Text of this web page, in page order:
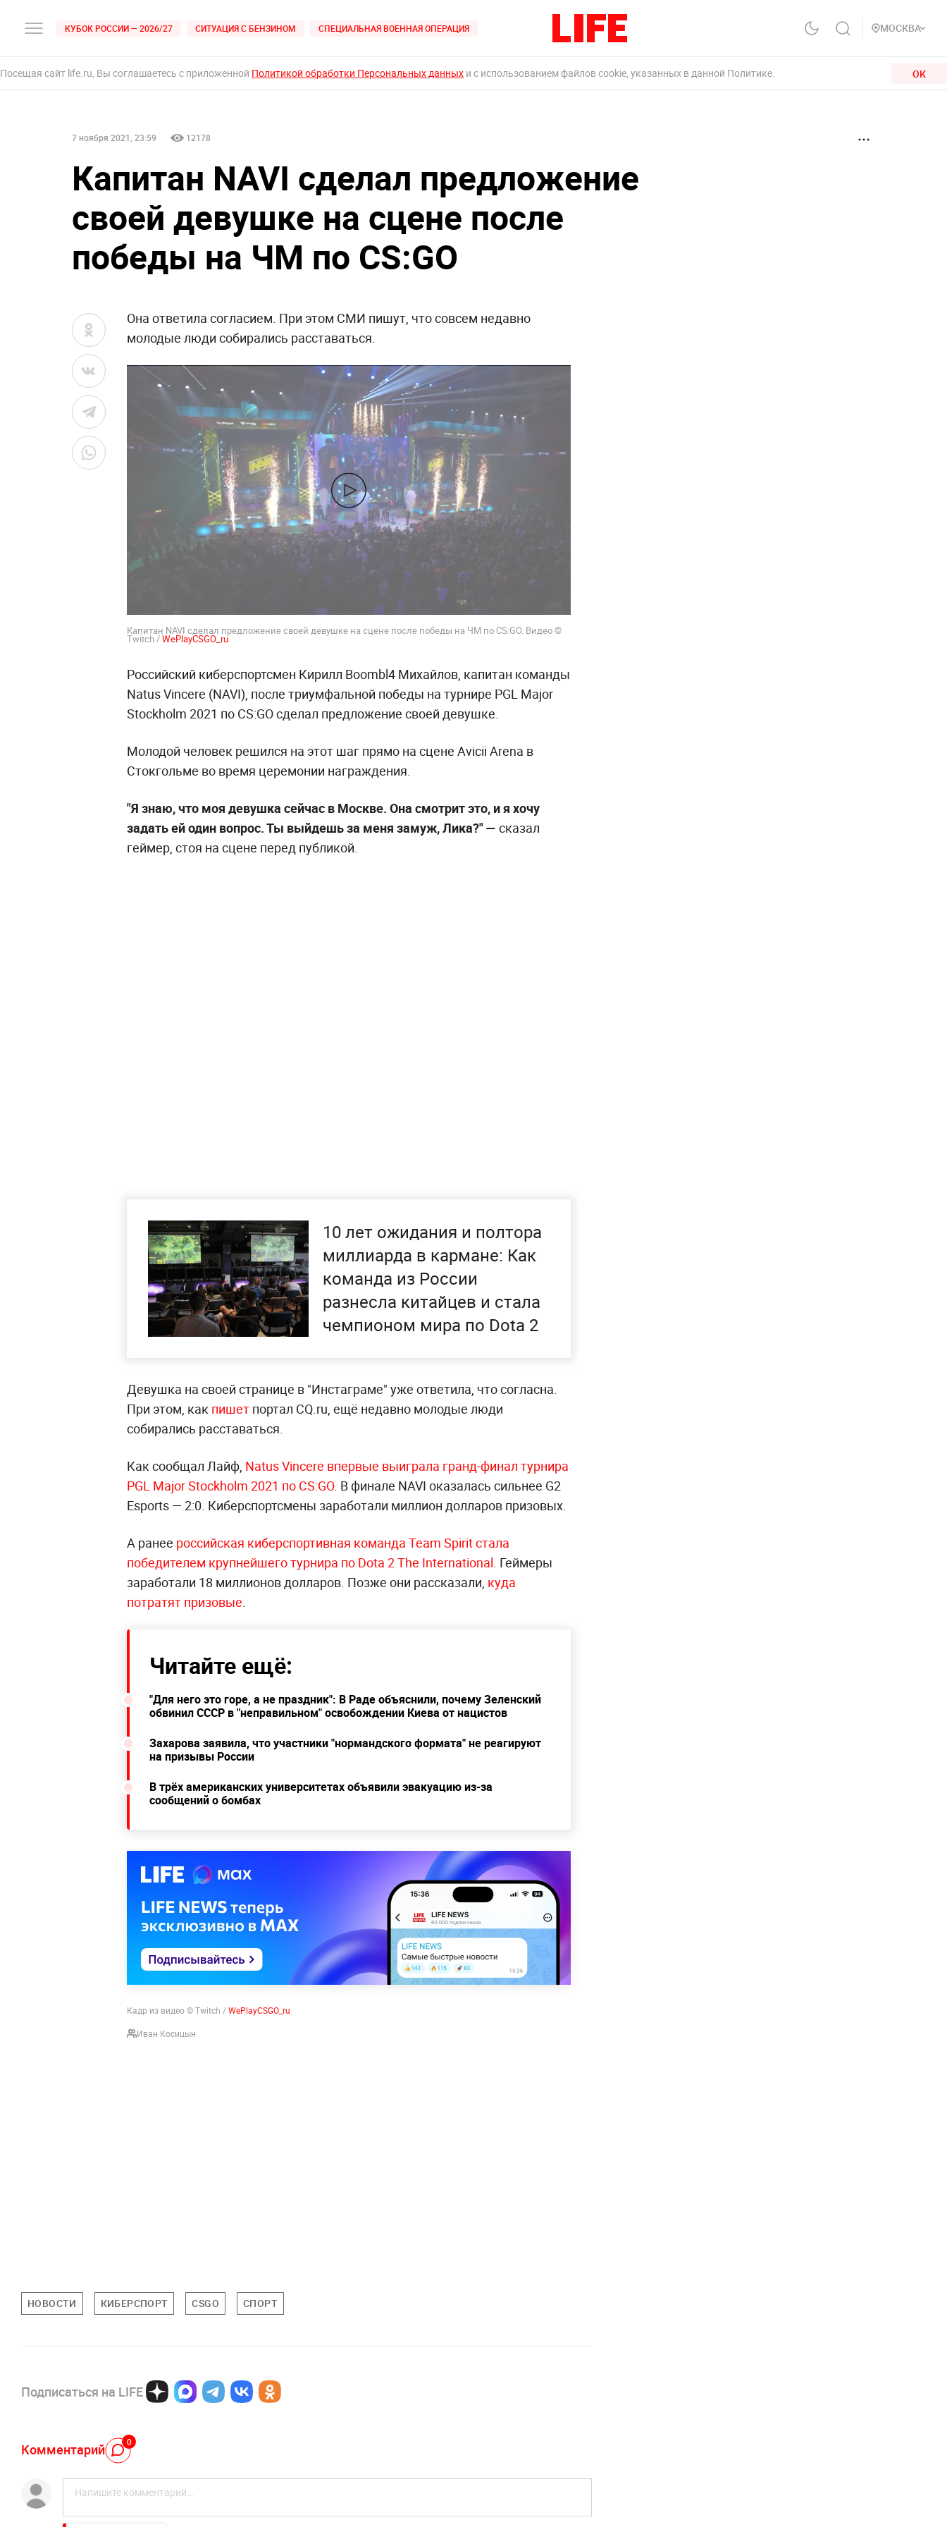
КУБОК РОССИИ — 2026/27 СИТУАЦИЯ С БЕНЗИНОМ СПЕЦИАЛЬНАЯ ВОЕННАЯ ОПЕРАЦИЯ МОСКВА
Посещая сайт life.ru, Вы соглашаетесь с приложенной Политикой обработки Персональных данных и с использованием файлов cookie, указанных в данной Политике. ОК
7 ноября 2021, 23:59 12178
Капитан NAVI сделал предложение
своей девушке на сцене после
победы на ЧМ по CS:GO
Она ответила согласием. При этом СМИ пишут, что совсем недавно
молодые люди собирались расставаться.
Капитан NAVI сделал предложение своей девушке на сцене после победы на ЧМ по CS:GO. Видео ©
Twitch /WePlayCSGO_ru
Российский киберспортсмен Кирилл Boombl4 Михайлов, капитан команды
Natus Vincere (NAVI), после триумфальной победы на турнире PGL Major
Stockholm 2021 по CS:GO сделал предложение своей девушке.
Молодой человек решился на этот шаг прямо на сцене Avicii Arena в
Стокгольме во время церемонии награждения.
"Я знаю, что моя девушка сейчас в Москве. Она смотрит это, и я хочу
задать ей один вопрос. Ты выйдешь за меня замуж, Лика?" — сказал
геймер, стоя на сцене перед публикой.
10 лет ожидания и полтора
миллиарда в кармане: Как
команда из России
разнесла китайцев и стала
чемпионом мира по Dota 2
Девушка на своей странице в "Инстаграме" уже ответила, что согласна.
При этом, как пишет портал CQ.ru, ещё недавно молодые люди
собирались расставаться.
Как сообщал Лайф, Natus Vincere впервые выиграла гранд-финал турнира
PGL Major Stockholm 2021 по CS:GO. В финале NAVI оказалась сильнее G2
Esports — 2:0. Киберспортсмены заработали миллион долларов призовых.
А ранее российская киберспортивная команда Team Spirit стала
победителем крупнейшего турнира по Dota 2 The International. Геймеры
заработали 18 миллионов долларов. Позже они рассказали, куда
потратят призовые.
Читайте ещё:
"Для него это горе, а не праздник": В Раде объяснили, почему Зеленский
обвинил СССР в "неправильном" освобождении Киева от нацистов
Захарова заявила, что участники "нормандского формата" не реагируют
на призывы России
В трёх американских университетах объявили эвакуацию из-за
сообщений о бомбах
Кадр из видео © Twitch /WePlayCSGO_ru
Иван Косицын
НОВОСТИ КИБЕРСПОРТ CSGO СПОРТ
Подписаться на LIFE
Комментарий 0